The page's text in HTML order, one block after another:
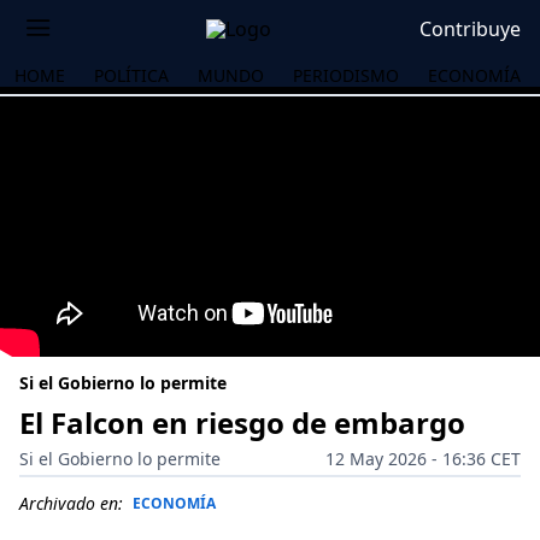
Contribuye
HOME POLÍTICA MUNDO PERIODISMO ECONOMÍA
Si el Gobierno lo permite
El Falcon en riesgo de embargo
Si el Gobierno lo permite
12 May 2026 - 16:36 CET
Archivado en: ECONOMÍA